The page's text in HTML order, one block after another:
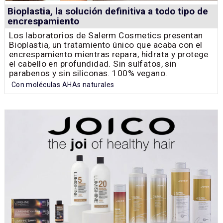
Bioplastia, la solución definitiva a todo tipo de
encrespamiento
Los laboratorios de Salerm Cosmetics presentan
Bioplastia, un tratamiento único que acaba con el
encrespamiento mientras repara, hidrata y protege
el cabello en profundidad. Sin sulfatos, sin
parabenos y sin siliconas. 100% vegano.
Con moléculas AHAs naturales